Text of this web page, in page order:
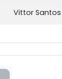
Vittor Santos